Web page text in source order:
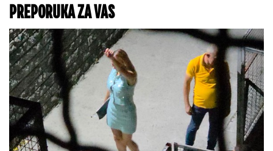
PREPORUKA ZA VAS